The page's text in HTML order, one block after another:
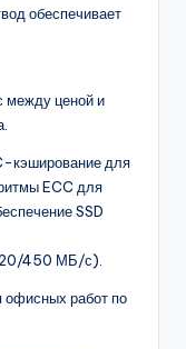
обеспечивает
ценой и
кэширование для
ECC для
SSD
450 МБ/с).
работ по